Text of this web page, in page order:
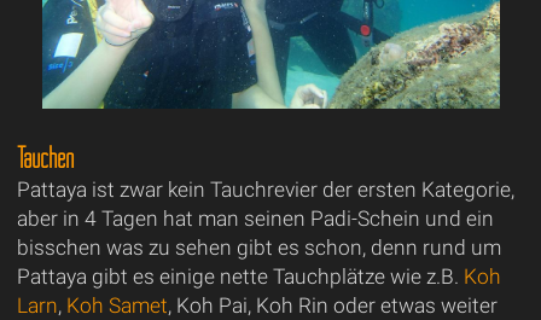
Tauchen
Pattaya ist zwar kein Tauchrevier der ersten Kategorie,
aber in 4 Tagen hat man seinen Padi-Schein und ein
bisschen was zu sehen gibt es schon, denn rund um
Pattaya gibt es einige nette Tauchplätze wie z.B. Koh
Larn, Koh Samet, Koh Pai, Koh Rin oder etwas weiter